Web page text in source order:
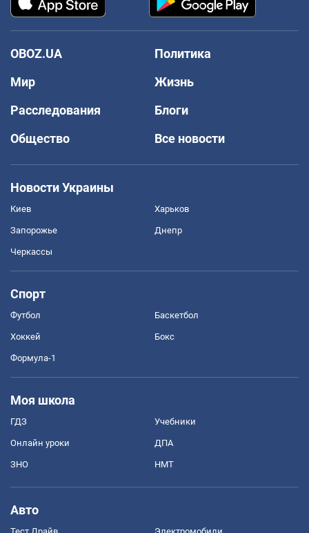
OBOZ.UA
Политика
Мир
Жизнь
Расследования
Блоги
Общество
Все новости
Новости Украины
Киев Харьков
Запорожье Днепр
Черкассы
Спорт
Футбол Баскетбол
Хоккей Бокс
Формула-1
Моя школа
ГДЗ Учебники
Онлайн уроки ДПА
ЗНО НМТ
Авто